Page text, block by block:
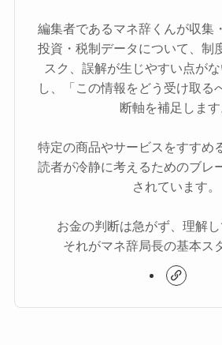
編集者であるマネ辞くんが収集
投資・税制データについて、制
スク、誤解が生じやすい点が
し、「この情報をどう受け取る
断軸を補足します
特定の商品やサービスをすすめ
読者が冷静に考えるためのブレ
されています。
お金の判断は急がず、理解し
それがマネ辞局長の基本ス